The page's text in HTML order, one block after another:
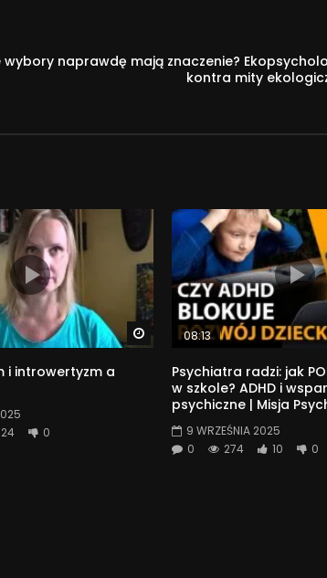
wybory naprawdę mają znaczenie?
kontra mity
Watch Later
i introwertyzm a
24 0
08:13
Psychiatra radzi: jak
w szkole? ADHD i
psychiczne | Misja
9 WRZEŚNIA 2025
0
274 10 0